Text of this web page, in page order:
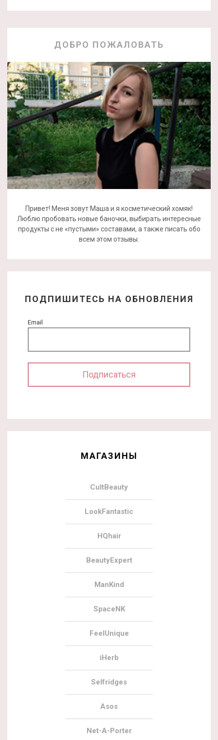
ДОБРО ПОЖАЛОВАТЬ
Привет! Меня зовут Маша и я косметический хомяк!
Люблю пробовать новые баночки, выбирать интересные
продукты с не «пустыми» составами, а также писать обо
всем этом отзывы.
ПОДПИШИТЕСЬ НА ОБНОВЛЕНИЯ
Email
МАГАЗИНЫ
CultBeauty
LookFantastic
HQhair
BeautyExpert
ManKind
SpaceNK
FeelUnique
iHerb
Selfridges
Asos
Net-A-Porter